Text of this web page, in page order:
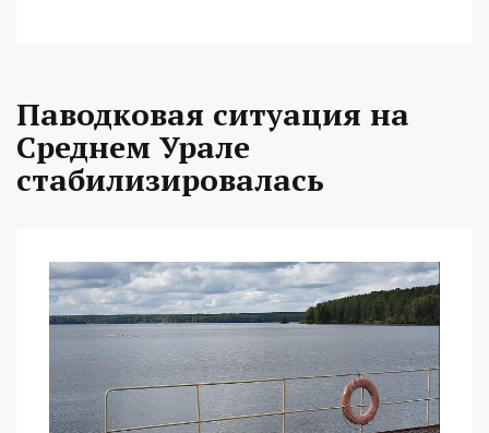
Паводковая ситуация на
Среднем Урале
стабилизировалась